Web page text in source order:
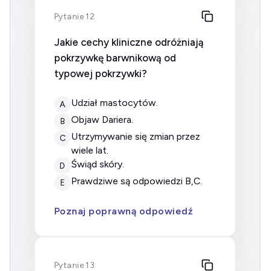
Pytanie 12
Jakie cechy kliniczne odróżniają
pokrzywkę barwnikową od
typowej pokrzywki?
A udział mastocytów.
B objaw Dariera.
C
utrzymywanie się zmian przez
wiele lat.
D świąd skóry.
E prawdziwe są odpowiedzi B,C.
Poznaj poprawną odpowiedź
Pytanie 13